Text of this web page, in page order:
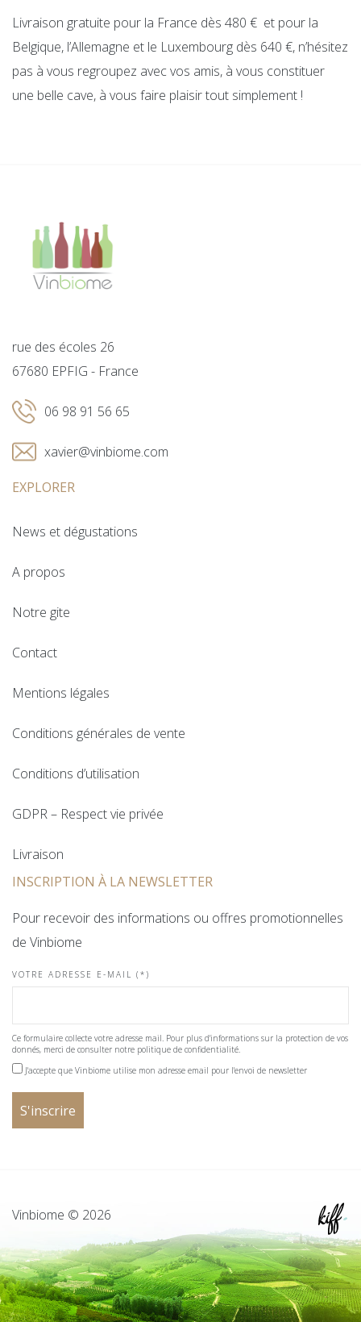
Livraison gratuite pour la France dès 480 € et pour la
Belgique, l’Allemagne et le Luxembourg dès 640 €, n’hésitez
pas à vous regroupez avec vos amis, à vous constituer
une belle cave, à vous faire plaisir tout simplement !
rue des écoles 26
67680 EPFIG - France
06 98 91 56 65
xavier@vinbiome.com
EXPLORER
News et dégustations
A propos
Notre gite
Contact
Mentions légales
Conditions générales de vente
Conditions d’utilisation
GDPR – Respect vie privée
Livraison
INSCRIPTION À LA NEWSLETTER
Pour recevoir des informations ou offres promotionnelles
de Vinbiome
VOTRE ADRESSE E-MAIL (*)
Ce formulaire collecte votre adresse mail. Pour plus d'informations sur la protection de vos
donnés, merci de consulter notre politique de confidentialité.
J'accepte que Vinbiome utilise mon adresse email pour l'envoi de newsletter
Vinbiome © 2026